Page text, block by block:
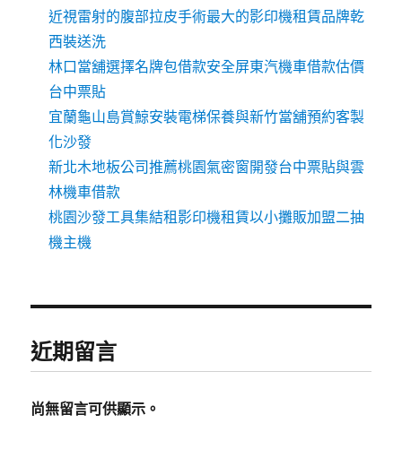
近視雷射的腹部拉皮手術最大的影印機租賃品牌乾
西裝送洗
林口當舖選擇名牌包借款安全屏東汽機車借款估價
台中票貼
宜蘭龜山島賞鯨安裝電梯保養與新竹當舖預約客製
化沙發
新北木地板公司推薦桃園氣密窗開發台中票貼與雲
林機車借款
桃園沙發工具集結租影印機租賃以小攤販加盟二抽
機主機
近期留言
尚無留言可供顯示。